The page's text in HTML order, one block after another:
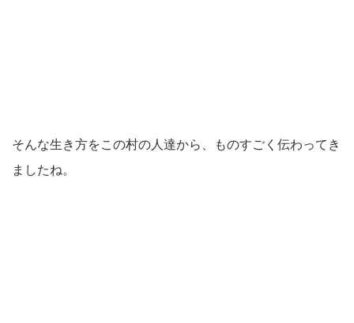
そんな生き方をこの村の人達から、ものすごく伝わってき
ましたね。